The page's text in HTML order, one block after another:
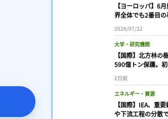
【ヨーロッパ】6
界全体でも2番目
2026/07/22
大学・研究機関
【国際】北方林の
590億トン保護。
2日前
エネルギー・資源
【国際】IEA、重
や下流工程の分散